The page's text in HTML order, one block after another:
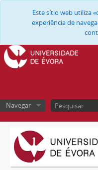
Este sítio web utiliza
experiência de
Navegar